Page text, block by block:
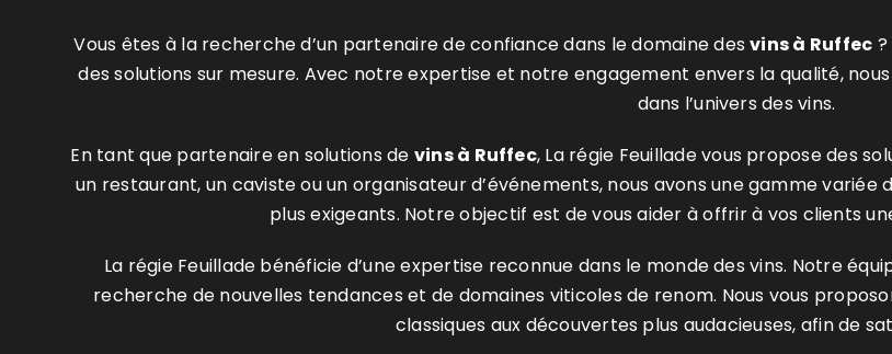
Vous êtes à la recherche d’un partenaire de confiance dans le domaine desvins à Ruffec
des solutions sur mesure. Avec notre expertise et notre engagement envers la qualité,
dans l’univers des vins.
En tant que partenaire en solutions de vinsà Ruffec, La régie Feuillade vous propose des
un restaurant, un caviste ou un organisateur d’événements, nous avons une gamme
plus exigeants. Notre objectif est de vous aider à offrir à vos clients
La régie Feuillade bénéficie d’une expertise reconnue dans le monde des vins. Notre
recherche de nouvelles tendances et de domaines viticoles de renom. Nous vous
classiques aux découvertes plus audacieuses, afin de